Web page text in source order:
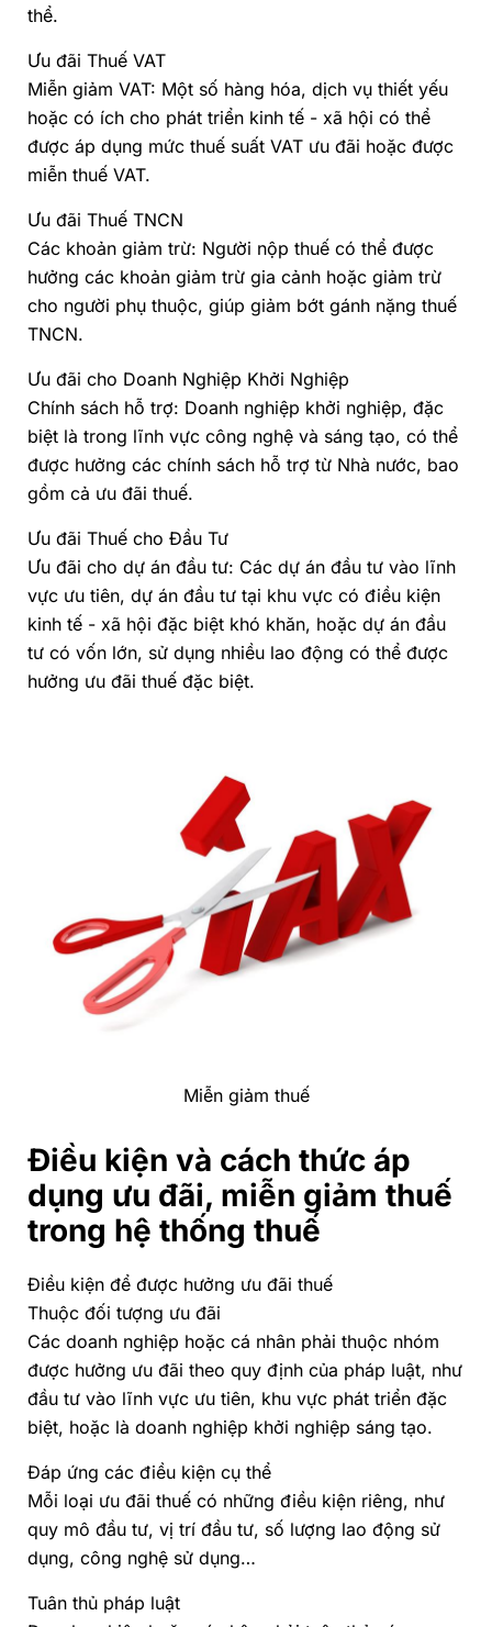
thể.
Ưu đãi Thuế VAT
Miễn giảm VAT: Một số hàng hóa, dịch vụ thiết yếu
hoặc có ích cho phát triển kinh tế - xã hội có thể
được áp dụng mức thuế suất VAT ưu đãi hoặc được
miễn thuế VAT.
Ưu đãi Thuế TNCN
Các khoản giảm trừ: Người nộp thuế có thể được
hưởng các khoản giảm trừ gia cảnh hoặc giảm trừ
cho người phụ thuộc, giúp giảm bớt gánh nặng thuế
TNCN.
Ưu đãi cho Doanh Nghiệp Khởi Nghiệp
Chính sách hỗ trợ: Doanh nghiệp khởi nghiệp, đặc
biệt là trong lĩnh vực công nghệ và sáng tạo, có thể
được hưởng các chính sách hỗ trợ từ Nhà nước, bao
gồm cả ưu đãi thuế.
Ưu đãi Thuế cho Đầu Tư
Ưu đãi cho dự án đầu tư: Các dự án đầu tư vào lĩnh
vực ưu tiên, dự án đầu tư tại khu vực có điều kiện
kinh tế - xã hội đặc biệt khó khăn, hoặc dự án đầu
tư có vốn lớn, sử dụng nhiều lao động có thể được
hưởng ưu đãi thuế đặc biệt.
Miễn giảm thuế
Điều kiện và cách thức áp
dụng ưu đãi, miễn giảm thuế
trong hệ thống thuế
Điều kiện để được hưởng ưu đãi thuế
Thuộc đối tượng ưu đãi
Các doanh nghiệp hoặc cá nhân phải thuộc nhóm
được hưởng ưu đãi theo quy định của pháp luật, như
đầu tư vào lĩnh vực ưu tiên, khu vực phát triển đặc
biệt, hoặc là doanh nghiệp khởi nghiệp sáng tạo.
Đáp ứng các điều kiện cụ thể
Mỗi loại ưu đãi thuế có những điều kiện riêng, như
quy mô đầu tư, vị trí đầu tư, số lượng lao động sử
dụng, công nghệ sử dụng…
Tuân thủ pháp luật